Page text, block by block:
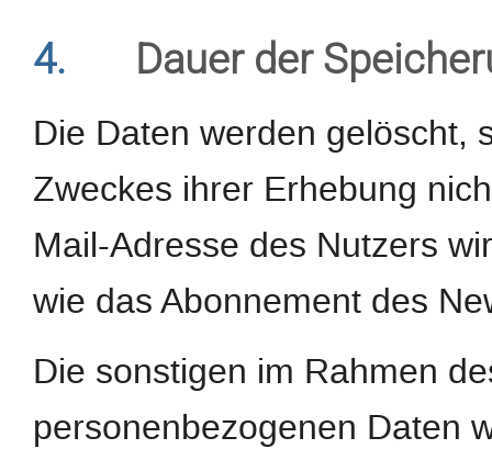
4. Dauer der
Die Daten werden gelöscht,
Zweckes ihrer Erhebung
Mail-Adresse des Nutzers
wie das Abonnement des
Die sonstigen im Rahmen
personenbezogenen Daten